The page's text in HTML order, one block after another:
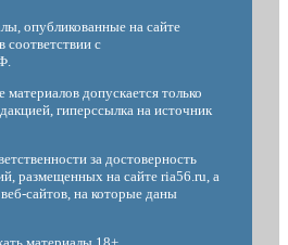
опубликованные на сайте
соответствии с
допускается только
гиперссылка на источник
за достоверность
размещенных на сайте ria56.ru, а
сайтов, на которые даны